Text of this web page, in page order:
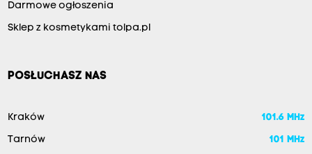
Darmowe ogłoszenia
Sklep z kosmetykami tolpa.pl
POSŁUCHASZ NAS
Kraków 101.6 MHz
Tarnów 101 MHz